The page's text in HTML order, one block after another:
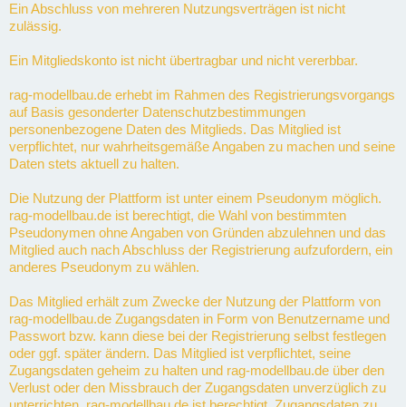
Ein Abschluss von mehreren Nutzungsverträgen ist nicht
zulässig.
Ein Mitgliedskonto ist nicht übertragbar und nicht vererbbar.
rag-modellbau.de erhebt im Rahmen des Registrierungsvorgangs
auf Basis gesonderter Datenschutzbestimmungen
personenbezogene Daten des Mitglieds. Das Mitglied ist
verpflichtet, nur wahrheitsgemäße Angaben zu machen und seine
Daten stets aktuell zu halten.
Die Nutzung der Plattform ist unter einem Pseudonym möglich.
rag-modellbau.de ist berechtigt, die Wahl von bestimmten
Pseudonymen ohne Angaben von Gründen abzulehnen und das
Mitglied auch nach Abschluss der Registrierung aufzufordern, ein
anderes Pseudonym zu wählen.
Das Mitglied erhält zum Zwecke der Nutzung der Plattform von
rag-modellbau.de Zugangsdaten in Form von Benutzername und
Passwort bzw. kann diese bei der Registrierung selbst festlegen
oder ggf. später ändern. Das Mitglied ist verpflichtet, seine
Zugangsdaten geheim zu halten und rag-modellbau.de über den
Verlust oder den Missbrauch der Zugangsdaten unverzüglich zu